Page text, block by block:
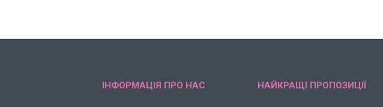
ІНФОРМАЦІЯ ПРО НАС НАЙКРАЩІ ПРОПОЗИЦІЇ